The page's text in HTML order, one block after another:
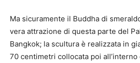
Ma sicuramente il Buddha di
vera attrazione di questa parte del
Bangkok; la scultura è realizzata in
70 centimetri collocata poi all’interno